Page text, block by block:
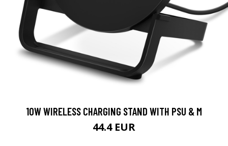
10W WIRELESS CHARGING STAND WITH PSU & M
44.4 EUR